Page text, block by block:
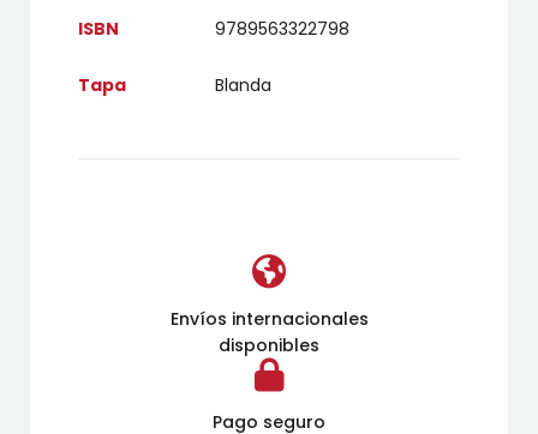
ISBN 9789563322798
Tapa Blanda
Envíos internacionales
disponibles
Pago seguro